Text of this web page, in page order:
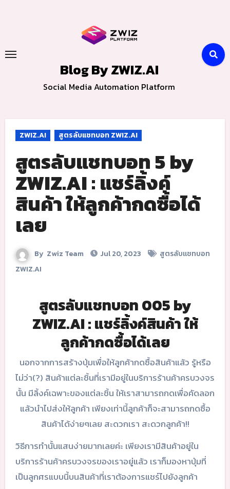
Blog By ZWIZ.AI
Social Media Automation Platform
ZWIZ.AI สูตรลับแชทบอท ZWIZ.AI
สูตรลับแชทบอท 5 by
ZWIZ.AI : แชร์ลิ้งค์
สินค้า ให้ลูกค้ากดซื้อได้
เลย
By Zwiz Team Jul 20, 2023
สูตรลับแชทบอท
ZWIZ.AI
สูตรลับแชทบอท 005 by
ZWIZ.AI : แชร์ลิ้งค์สินค้า ให้
ลูกค้ากดซื้อได้เลย
นอกจากการสร้างปุ่มเพื่อให้ลูกค้ากดซื้อสินค้าแล้ว รู้หรือ
ไม่ว่า(?) สินค้าแต่ละชิ้นที่เรามีอยู่ในบริการร้านค้าครบวงจร
นั้น มีลิ้งค์เฉพาะของแต่ละชิ้น ให้เราสามารถกดเพื่อคัดลอก
แล้วนำไปส่งให้ลูกค้า เพียงเท่านี้ลูกค้าก็จะสามารถกดซื้อ
สินค้าได้ง่ายๆเลย สะดวกเรา สะดวกลูกค้า!!
วิธีการทำนั้นแสนง่ายมากเลยค่ะ เพียงเรามีสินค้าอยู่ใน
บริการร้านค้าครบวงจรของเราอยู่แล้ว เราก็มองหาปุ่มที่
เป็นลูกศรแบบนี้บนสินค้าที่เราต้องการแชร์ไปยังลูกค้า